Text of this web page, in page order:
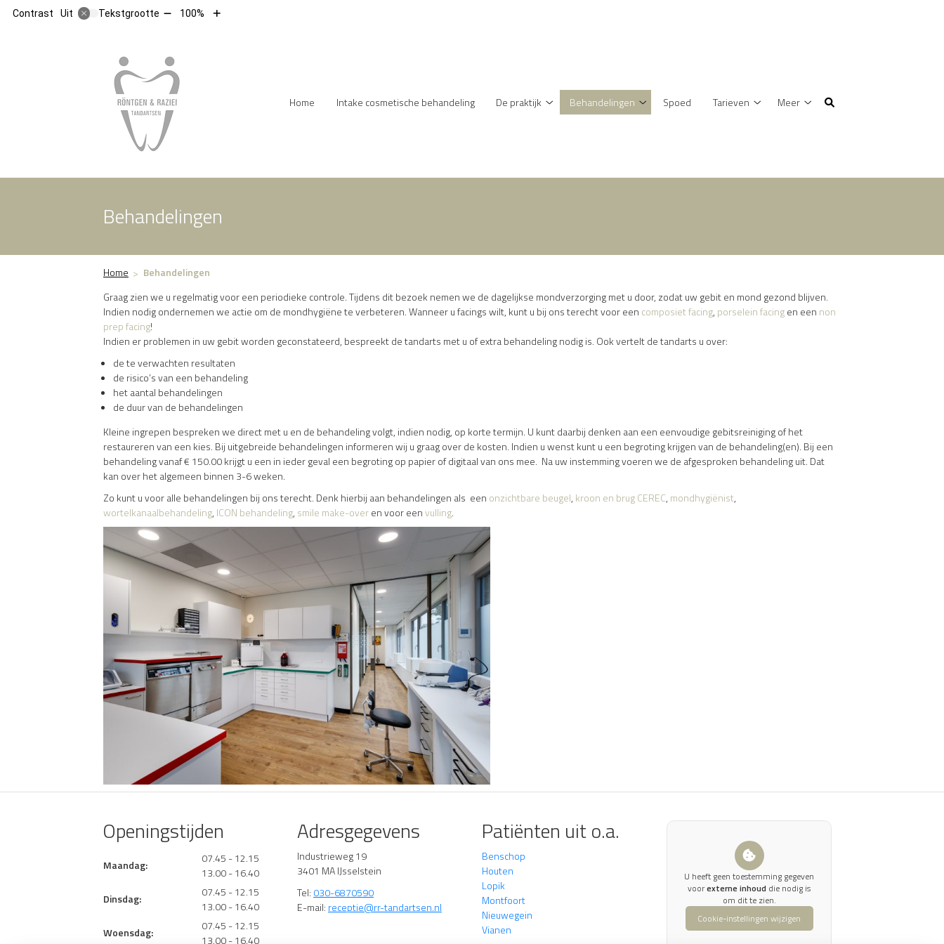
Contrast Uit Tekstgrootte Tekst100%
Tekst
Hoofdmenu
Home Intake cosmetische behandeling
De praktijk
De
Behandelingen
Behandelingen
Spoed
Tarieven
Meer
Behandelingen
Home
Behandelingen
Graag zien we u regelmatig voor een periodieke controle. Tijdens dit bezoek nemen we de dagelijkse mondverzorging met u door, zodat uw gebit en mond gezond blijven.
Indien nodig ondernemen we actie om de mondhygiëne te verbeteren. Wanneer u facings wilt, kunt u bij ons terecht voor een composiet facing, porselein facingen een non
prep facing!
Indien er problemen in uw gebit worden geconstateerd, bespreekt de tandarts met u of extra behandeling nodig is. Ook vertelt de tandarts u over:
de te verwachten resultaten
de risico’s van een behandeling
het aantal behandelingen
de duur van de behandelingen
Kleine ingrepen bespreken we direct met u en de behandeling volgt, indien nodig, op korte termijn. U kunt daarbij denken aan een eenvoudige gebitsreiniging of het
restaureren van een kies. Bij uitgebreide behandelingen informeren wij u graag over de kosten. Indien u wenst kunt u een begroting krijgen van de behandeling(en). Bij een
behandeling vanaf € 150.00 krijgt u een in ieder geval een begroting op papier of digitaal van ons mee. Na uw instemming voeren we de afgesproken behandeling uit. Dat
kan over het algemeen binnen 3-6 weken.
Zo kunt u voor alle behandelingen bij ons terecht. Denk hierbij aan behandelingen als een onzichtbare beugel, kroon en brug CEREC, mondhygiënist,
wortelkanaalbehandeling, ICON behandeling, smile make-overen voor eenvulling.
Openingstijden
Maandag:
07.45 - 12.15
13.00 - 16.40
Dinsdag:
07.45 - 12.15
13.00 - 16.40
Woensdag:
07.45 - 12.15
13.00 - 16.40
Adresgegevens
Industrieweg 19
3401 MA IJsselstein
Tel: 030-6870590
E-mail: receptie@rr-tandartsen.nl
Patiënten uit o.a.
Benschop
Houten
Lopik
Montfoort
Nieuwegein
Vianen
U heeft geen toestemming gegeven
voorexterne inhoud die nodig is
om dit te zien.
Cookie-instellingen wijzigen